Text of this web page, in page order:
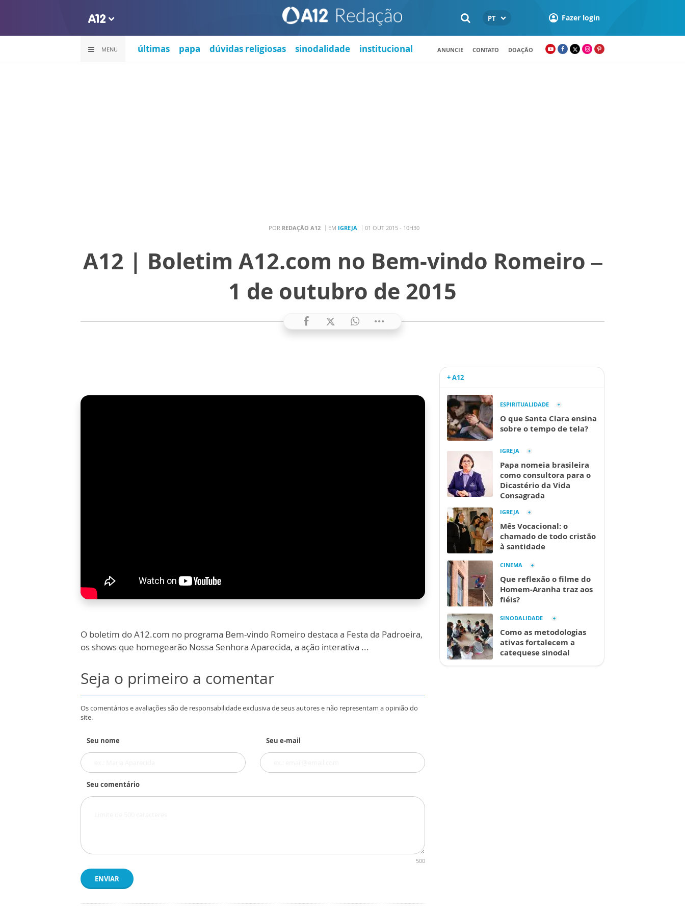
PT Fazer login
MENU últimas papa dúvidas religiosas sinodalidade institucional ANUNCIE CONTATO DOAÇÃO
POR REDAÇÃO A12 EM IGREJA 01 OUT 2015 - 10H30
A12 | Boletim A12.com no Bem-vindo Romeiro –
1 de outubro de 2015
O boletim do A12.com no programa Bem-vindo Romeiro destaca a Festa da Padroeira,
os shows que homegearão Nossa Senhora Aparecida, a ação interativa ...
Seja o primeiro a comentar
Os comentários e avaliações são de responsabilidade exclusiva de seus autores e não representam a opinião do
site.
Seu nome Seu e-mail
Seu comentário
500
ENVIAR
+ A12
ESPIRITUALIDADE
O que Santa Clara ensina
sobre o tempo de tela?
IGREJA
Papa nomeia brasileira
como consultora para o
Dicastério da Vida
Consagrada
IGREJA
Mês Vocacional: o
chamado de todo cristão
à santidade
CINEMA
Que reflexão o filme do
Homem-Aranha traz aos
fiéis?
SINODALIDADE
Como as metodologias
ativas fortalecem a
catequese sinodal